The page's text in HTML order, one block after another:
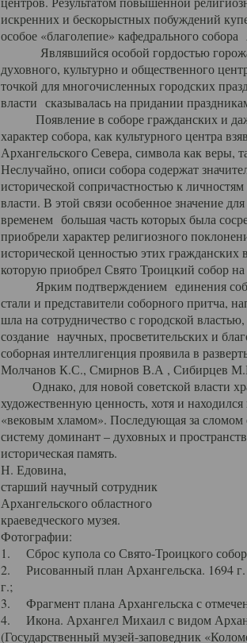
искренних и бескорыстных побуждений
особое «благолепие» кафедрального собора
Являвшийся особой гордостью
духовного, культурно и общественного
точкой для многочисленных городских
власти сказывалась на придании
Появление в соборе гражданских и
характер собора, как культурного центра
Архангельского Севера, символа как веры,
Неслучайно, описи собора содержат
исторической сопричастностью к
власти. В этой связи особенное значение
временем большая часть которых была
приобрели характер религиозного
исторической ценностью этих
которую приобрел Свято Троицкий собор
Ярким подтверждением единения
стали и представители соборного притча,
шла на сотрудничество с городской
создание научных, просветительских и
соборная интеллигенция проявила в
Молчанов К.С., Смирнов В.А , Сибирцев
Однако, для новой советской власти
художественную ценность, хотя и
«вековым хламом». Последующая за сломом
систему доминант – духовных и
историческая память.
Н. Едовина,
старший научный сотрудник
Архангельского областного
краеведческого музея.
Фотографии:
1. Сброс купола со Свято-Троицкого
2. Рисованный план Архангельска. 1694 г.
г.;
3. Фрагмент плана Архангельска с
4. Икона. Архангел Михаил с видом
(Государственный музей-заповедник